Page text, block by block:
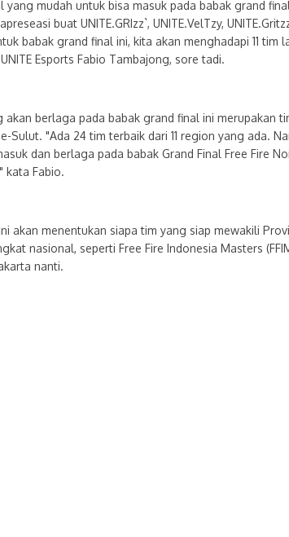
yang mudah untuk bisa masuk pada babak grand
buat UNITE.GRIzz`, UNITE.VelTzy,
babak grand final ini, kita akan menghadapi 11 tim
Esports Fabio Tambajong, sore tadi.
akan berlaga pada babak grand final ini merupakan
Sulut. "Ada 24 tim terbaik dari 11 region yang ada.
dan berlaga pada babak Grand Final Free Fire
kata Fabio.
akan menentukan siapa tim yang siap mewakili
nasional, seperti Free Fire Indonesia Masters
nanti.